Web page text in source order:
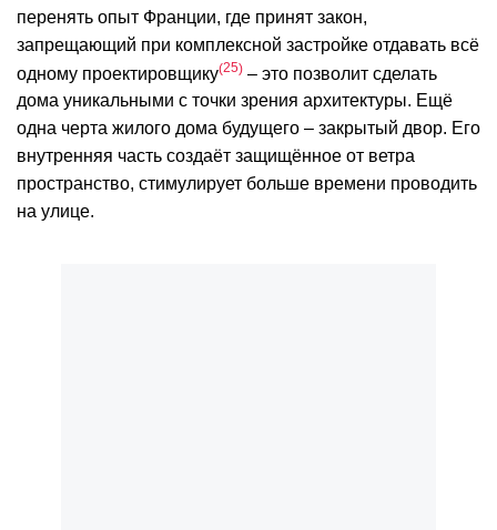
перенять опыт Франции, где принят закон,
запрещающий при комплексной застройке отдавать всё
одному проектировщику 25
– это позволит сделать
дома уникальными с точки зрения архитектуры. Ещё
одна черта жилого дома будущего – закрытый двор. Его
внутренняя часть создаёт защищённое от ветра
пространство, стимулирует больше времени проводить
на улице.